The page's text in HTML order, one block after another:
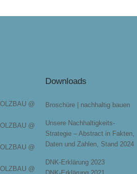
@
@
@
@
Downloads
Broschüre | nachhaltig bauen
Unsere Nachhaltigkeits-
Strategie – Abstract in Fakten,
Daten und Zahlen, Stand 2024
DNK-Erklärung 2023